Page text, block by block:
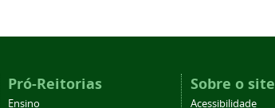
Pró-Reitorias
Ensino
Sobre o site
Acessibilidade